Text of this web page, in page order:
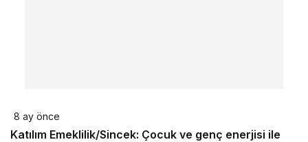
8 ay önce
Katılım Emeklilik/Sincek: Çocuk ve genç enerjisi ile